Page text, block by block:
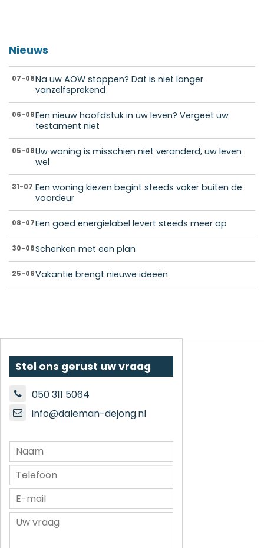
Nieuws
07-08Na uw AOW stoppen? Dat is niet langer
vanzelfsprekend
06-08Een nieuw hoofdstuk in uw leven? Vergeet uw
testament niet
05-08Uw woning is misschien niet veranderd, uw leven
wel
31-07 Een woning kiezen begint steeds vaker buiten de
voordeur
08-07Een goed energielabel levert steeds meer op
30-06Schenken met een plan
25-06Vakantie brengt nieuwe ideeën
Stel ons gerust uw vraag
050 311 5064
info@daleman-dejong.nl